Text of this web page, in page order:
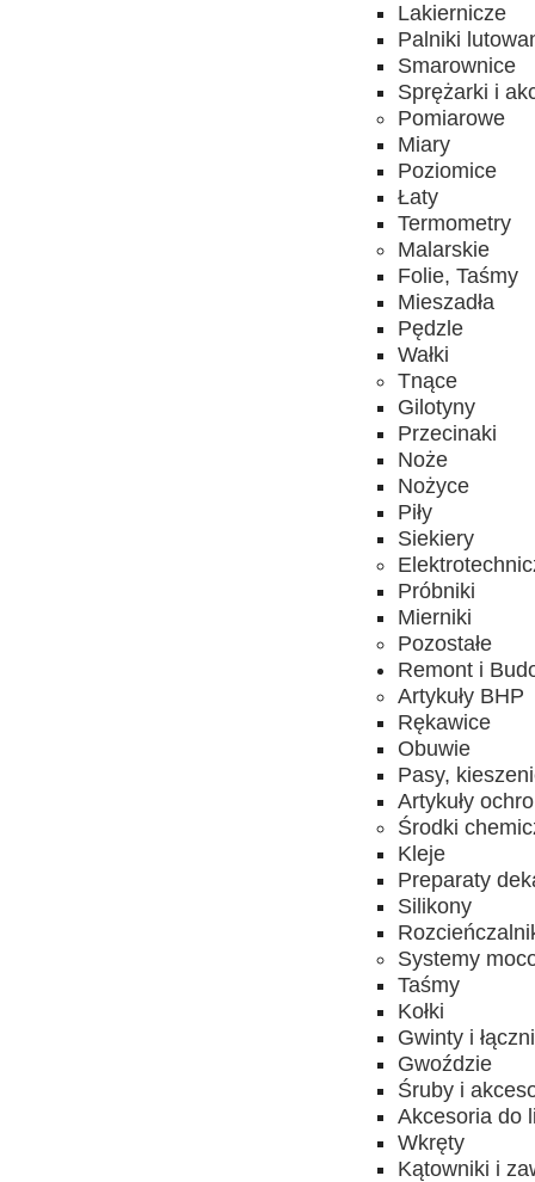
Lakiernicze
Palniki
Smarownice
Sprężarki i
Pomiarowe
Miary
Poziomice
Łaty
Termometry
Malarskie
Folie, Taśmy
Mieszadła
Pędzle
Wałki
Tnące
Gilotyny
Przecinaki
Noże
Nożyce
Piły
Siekiery
Próbniki
Mierniki
Pozostałe
Remont i
Artykuły BHP
Rękawice
Obuwie
Pasy,
Artykuły
Środki
Kleje
Preparaty
Silikony
Systemy
Taśmy
Kołki
Gwinty i
Gwoździe
Śruby i
Akcesoria do
Wkręty
Kątowniki i